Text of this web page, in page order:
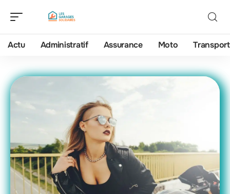
Actu Administratif Assurance Moto Transport